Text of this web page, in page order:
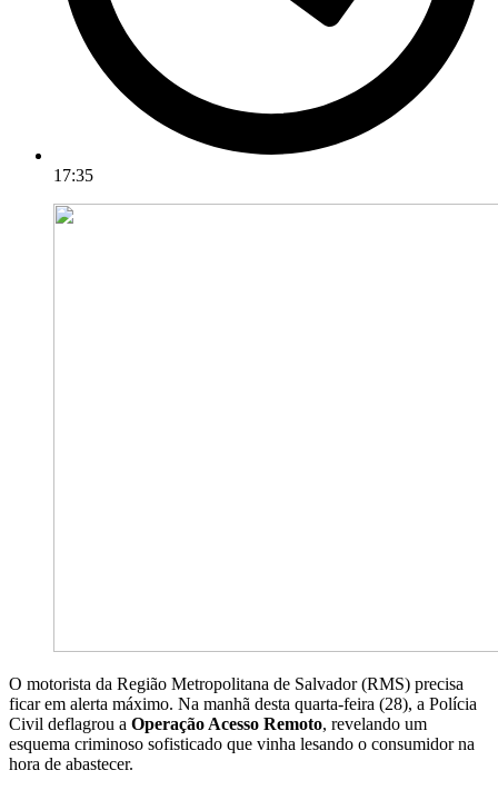
17:35
O motorista da Região Metropolitana de Salvador (RMS) precisa
ficar em alerta máximo. Na manhã desta quarta-feira (28), a Polícia
Civil deflagrou a Operação Acesso Remoto, revelando um
esquema criminoso sofisticado que vinha lesando o consumidor na
hora de abastecer.